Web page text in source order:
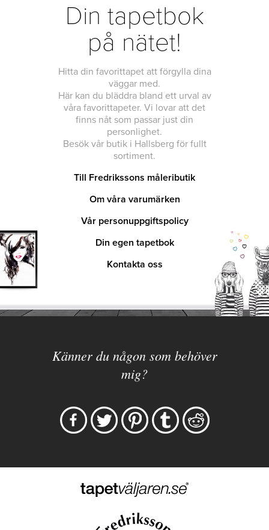
Din tapetbok
på nätet!
Hitta din favorittapet att förgylla dina
väggar med.
Här kan du bläddra bland ett urval av
våra favorittapeter. Vi lovar att det
finns nåt som passar just din
personlighet.
Besök vår butik i Hallsberg för fullt
sortiment.
Till Fredrikssons måleributik
Om våra varumärken
Vår personuppgiftspolicy
Din egen tapetbok
Kontakta oss
Känner du någon som behöver
mig?